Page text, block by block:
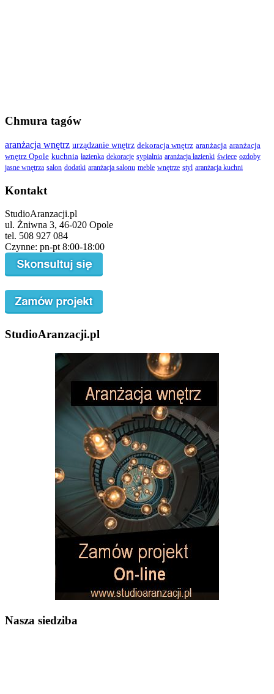
Chmura tagów
aranżacja wnętrz urządzanie wnętrz dekoracja wnętrz aranżacja aranżacja
wnętrz Opole kuchnia łazienka dekoracje sypialnia aranżacja łazienki świece ozdoby
jasne wnętrza salon dodatki aranżacja salonu meble wnętrze styl aranżacja kuchni
Kontakt
StudioAranzacji.pl
ul. Żniwna 3, 46-020 Opole
tel. 508 927 084
Czynne: pn-pt 8:00-18:00
StudioAranzacji.pl
Nasza siedziba